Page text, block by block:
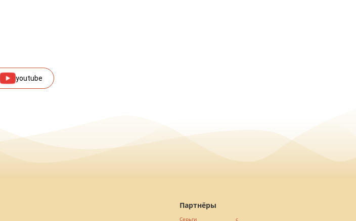
youtube
Партнёры
Серьги с